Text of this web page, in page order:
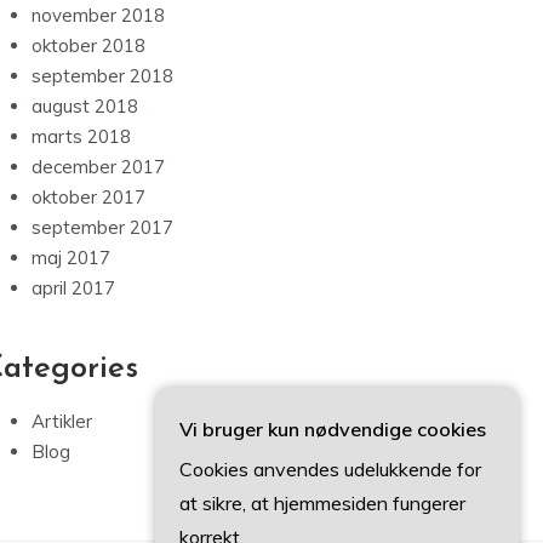
november 2018
oktober 2018
september 2018
august 2018
marts 2018
december 2017
oktober 2017
september 2017
maj 2017
april 2017
Artikler
Blog
Vi bruger kun nødvendige cookies
Cookies anvendes udelukkende for
at sikre, at hjemmesiden fungerer
korrekt.